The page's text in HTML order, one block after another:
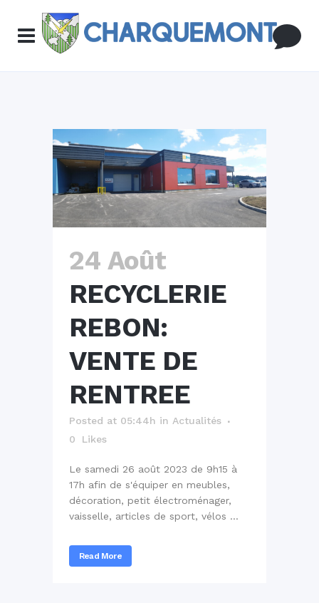
24 Août
RECYCLERIE
REBON:
VENTE DE
RENTREE
Posted at 05:44h in Actualités
0
Likes
Le samedi 26 août 2023 de 9h15 à
17h afin de s'équiper en meubles,
décoration, petit électroménager,
vaisselle, articles de sport, vélos ...
Read More